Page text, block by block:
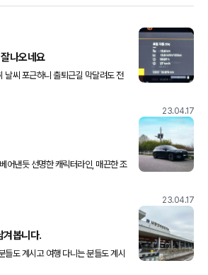
나오네요
23.04.17
어낸듯 선명한 캐릭터라인, 매끈한 조
인 솔직히 멋있다고 생각합니다 😄
23.04.17
겨봅니다.
들도 계시고 여행 다니는 분들도 계시